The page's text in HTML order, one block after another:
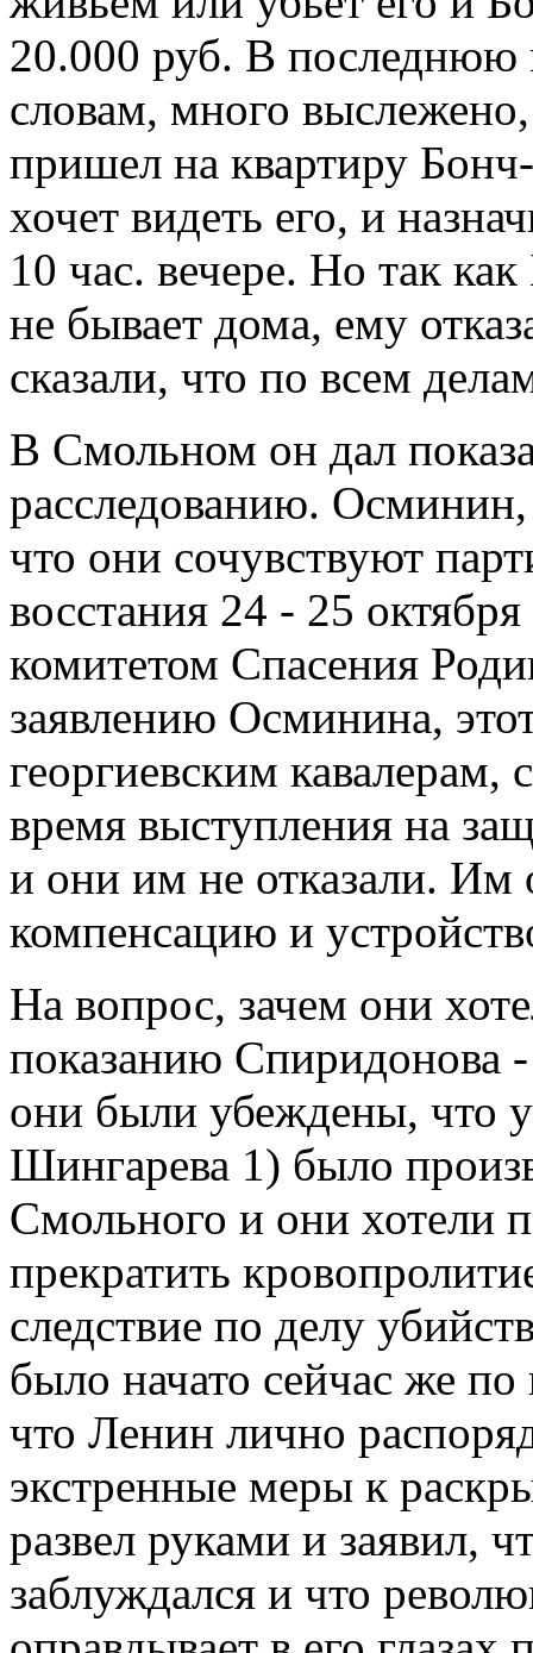
20.000 руб. В последнюю
словам, много
пришел на квартиру
хочет видеть его, и
10 час. вечере. Но так
не бывает дома, ему
сказали, что по всем
В Смольном он дал
расследованию.
что они сочувствуют
восстания 24 - 25
комитетом Спасения
заявлению Осминина,
георгиевским
время выступления на
и они им не отказали. Им
компенсацию и
На вопрос, зачем они
показанию Спиридонова
они были убеждены, что
Шингарева 1) было
Смольного и они хотели
прекратить
следствие по делу
было начато сейчас же
что Ленин лично
экстренные меры к
развел руками и заявил,
заблуждался и что